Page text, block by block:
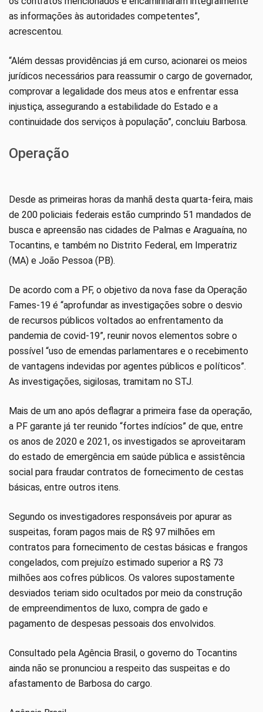
as informações às autoridades competentes”,
acrescentou.
“Além dessas providências já em curso, acionarei os meios
jurídicos necessários para reassumir o cargo de governador,
comprovar a legalidade dos meus atos e enfrentar essa
injustiça, assegurando a estabilidade do Estado e a
continuidade dos serviços à população”, concluiu Barbosa.
Operação
Desde as primeiras horas da manhã desta quarta-feira, mais
de 200 policiais federais estão cumprindo 51 mandados de
busca e apreensão nas cidades de Palmas e Araguaína, no
Tocantins, e também no Distrito Federal, em Imperatriz
(MA) e João Pessoa (PB).
De acordo com a PF, o objetivo da nova fase da Operação
Fames-19 é “aprofundar as investigações sobre o desvio
de recursos públicos voltados ao enfrentamento da
pandemia de covid-19”, reunir novos elementos sobre o
possível “uso de emendas parlamentares e o recebimento
de vantagens indevidas por agentes públicos e políticos”.
As investigações, sigilosas, tramitam no STJ.
Mais de um ano após deflagrar a primeira fase da operação,
a PF garante já ter reunido “fortes indícios” de que, entre
os anos de 2020 e 2021, os investigados se aproveitaram
do estado de emergência em saúde pública e assistência
social para fraudar contratos de fornecimento de cestas
básicas, entre outros itens.
Segundo os investigadores responsáveis por apurar as
suspeitas, foram pagos mais de R$ 97 milhões em
contratos para fornecimento de cestas básicas e frangos
congelados, com prejuízo estimado superior a R$ 73
milhões aos cofres públicos. Os valores supostamente
desviados teriam sido ocultados por meio da construção
de empreendimentos de luxo, compra de gado e
pagamento de despesas pessoais dos envolvidos.
Consultado pela Agência Brasil, o governo do Tocantins
ainda não se pronunciou a respeito das suspeitas e do
afastamento de Barbosa do cargo.